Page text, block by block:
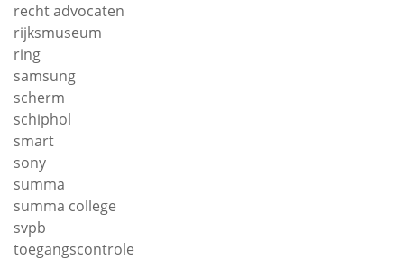
recht advocaten
rijksmuseum
ring
samsung
scherm
schiphol
smart
sony
summa
summa college
svpb
toegangscontrole